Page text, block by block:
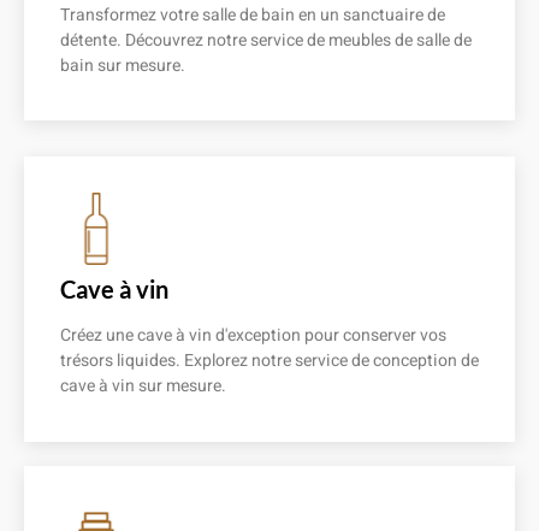
Transformez votre salle de bain en un sanctuaire de
détente. Découvrez notre service de meubles de salle de
bain sur mesure.
Cave à vin
Créez une cave à vin d'exception pour conserver vos
trésors liquides. Explorez notre service de conception de
cave à vin sur mesure.